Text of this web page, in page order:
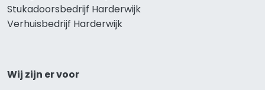
Stukadoorsbedrijf Harderwijk
Verhuisbedrijf Harderwijk
Wij zijn er voor